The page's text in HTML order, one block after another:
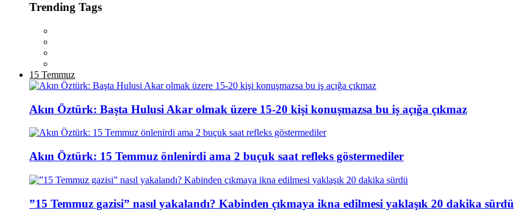
Trending Tags
15 Temmuz
Akın Öztürk: Başta Hulusi Akar olmak üzere 15-20 kişi konuşmazsa bu iş açığa çıkmaz
Akın Öztürk: 15 Temmuz önlenirdi ama 2 buçuk saat refleks göstermediler
”15 Temmuz gazisi” nasıl yakalandı? Kabinden çıkmaya ikna edilmesi yaklaşık 20 dakika sürdü